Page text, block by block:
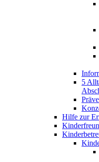
5
Hilfe zur